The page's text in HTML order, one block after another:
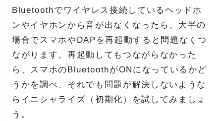
Bluetoothでワイヤレス接続しているヘッドホ
ンやイヤホンから音が出なくなったら、大半の
場合でスマホやDAPを再起動すると問題なくつ
ながります。再起動してもつながらなかった
ら、スマホのBluetoothがONになっているかど
うかを調べ、それでも問題が解決しないような
らイニシャライズ（初期化）を試してみましょ
う。